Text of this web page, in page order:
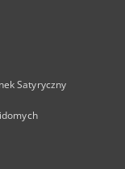
Satyryczny